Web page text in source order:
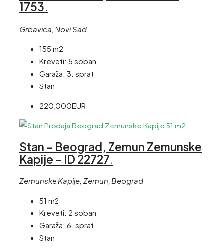
1753.
Grbavica, Novi Sad
155 m2
Kreveti: 5 soban
Garaža: 3. sprat
Stan
220,000EUR
Stan – Beograd, Zemun Zemunske
Kapije – ID 22727.
Zemunske Kapije, Zemun, Beograd
51 m2
Kreveti: 2 soban
Garaža: 6. sprat
Stan